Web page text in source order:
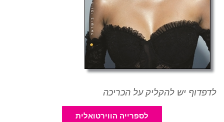
לדפדוף יש להקליק על הכריכה
לספרייה הווירטואלית